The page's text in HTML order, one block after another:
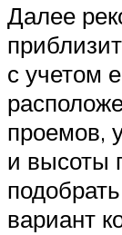
Далее
с учетом
проемов,
и высоты
вариант